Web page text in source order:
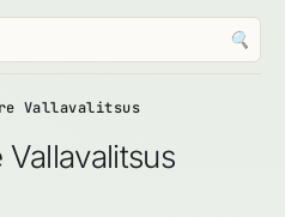
🔍
Vallavalitsus
Vallavalitsus